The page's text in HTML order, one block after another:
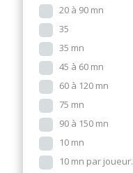
20 à 90 mn
35
35 mn
45 à 60 mn
60 à 120 mn
75 mn
90 à 150 mn
10 mn
10 mn par joueur.